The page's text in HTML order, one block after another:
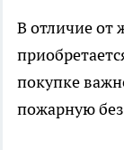
В отличие от
покупке
пожарную